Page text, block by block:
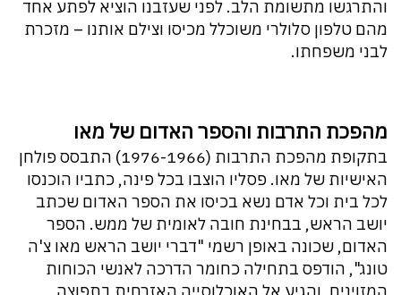
והתרגשו מתשומת הלב. לפני שעזבנו הוציא לפתע אחד
מהם טלפון סלולרי משוכלל מכיסו וצילם אותנו – מזכרת
לבני משפחתו.
מהפכת התרבות והספר האדום של מאו
בתקופת מהפכת התרבות (1976-1966) התבסס פולחן
האישיות של מאו. פסליו הוצבו בכל פינה, כתביו הוכנסו
לכל בית וכל אדם נשא בכיסו את הספר האדום שכתב
יושב הראש, בבחינת חובה לאומית של ממש. הספר
האדום, שכונה באופן רשמי "דברי יושב הראש מאו צ'ה
טונג", הודפס בתחילה כחומר הדרכה לאנשי הכוחות